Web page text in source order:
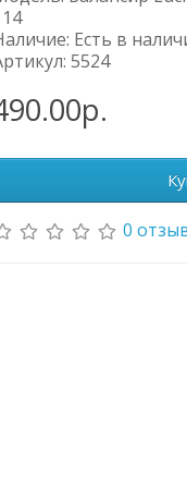
Есть в
5524
0